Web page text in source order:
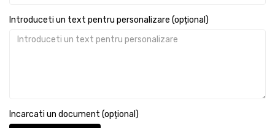
Introduceti un text pentru personalizare (opțional)
Incarcati un document (opțional)